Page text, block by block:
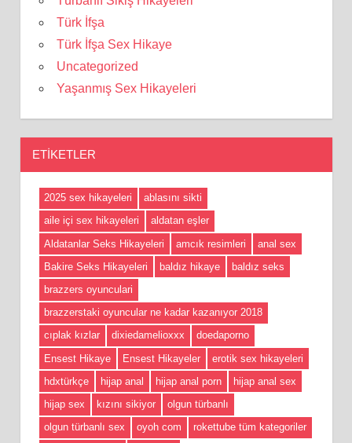
Türk İfşa
Türk İfşa Sex Hikaye
Uncategorized
Yaşanmış Sex Hikayeleri
ETIKETLER
2025 sex hikayeleri
ablasını sikti
aile içi sex hikayeleri
aldatan eşler
Aldatanlar Seks Hikayeleri
amcık resimleri
anal sex
Bakire Seks Hikayeleri
baldız hikaye
baldız seks
brazzers oyunculari
brazzerstaki oyuncular ne kadar kazanıyor 2018
cıplak kızlar
dixiedamelioxxx
doedaporno
Ensest Hikaye
Ensest Hikayeler
erotik sex hikayeleri
hdxtürkçe
hijap anal hijap anal porn
hijap anal sex
hijap sex
kızını sikiyor
olgun türbanlı
olgun türbanlı sex
oyoh com rokettube tüm kategoriler